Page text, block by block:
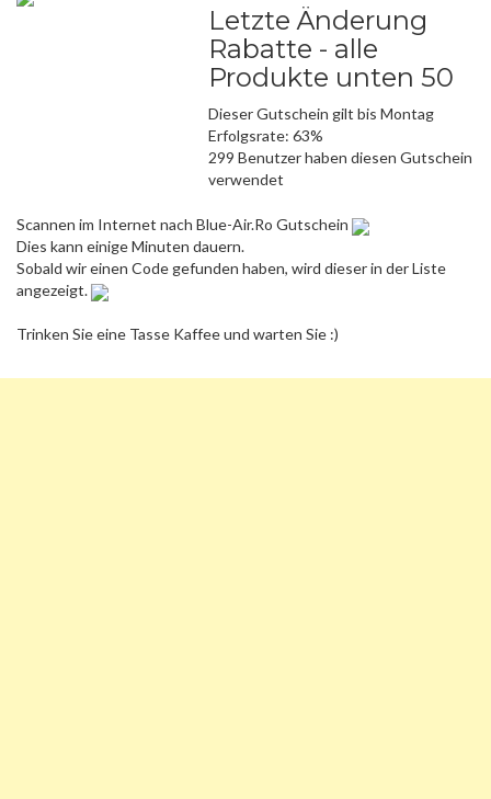
Letzte Änderung
Rabatte - alle
Produkte unten 50
Dieser Gutschein gilt bis Montag
Erfolgsrate: 63%
299 Benutzer haben diesen Gutschein
verwendet
Scannen im Internet nach Blue-Air.Ro Gutschein
Dies kann einige Minuten dauern.
Sobald wir einen Code gefunden haben, wird dieser in der Liste
angezeigt.
Trinken Sie eine Tasse Kaffee und warten Sie :)